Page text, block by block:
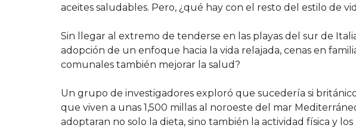
aceites saludables. Pero, ¿qué hay con el resto del estilo de
Sin llegar al extremo de tenderse en las playas del sur de
adopción de un enfoque hacia la vida relajada, cenas en
comunales también mejorar la salud?
Un grupo de investigadores exploró que sucedería si
que viven a unas 1,500 millas al noroeste del mar
adoptaran no solo la dieta, sino también la actividad física y los